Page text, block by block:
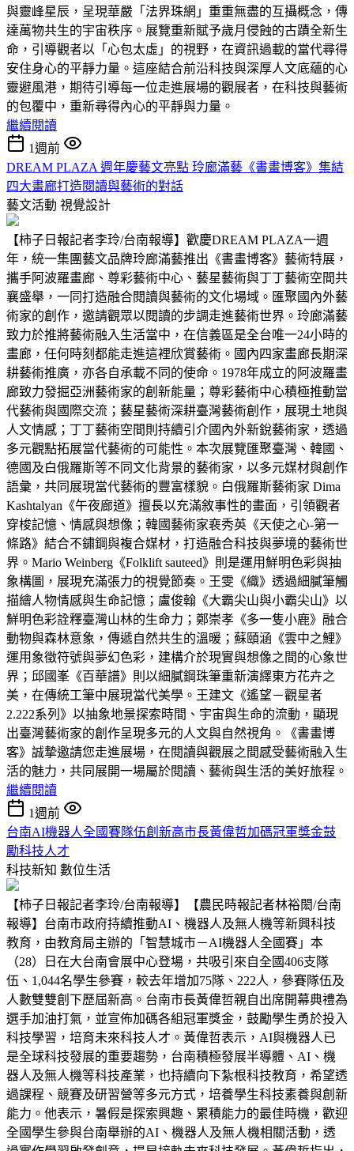
與靈峰星辰，呈現華嚴「法界珠網」重重無盡的互攝概念，傳
達萬物共生的宇宙秩序。展覽重新賦予歲月侵蝕的古蹟全新生
命，引導觀者以「心包太虛」的視野，在資訊過載的當代尋得
安住身心的平靜力量。這座結合前沿科技與深厚人文底蘊的心
靈避風港，期待引導每一位走進展場的觀展者，在科技與藝術
的包覆中，重新尋得內心的平靜與力量。
繼續閱讀
1週前
DREAM PLAZA 週年慶藝文亮點 玲廊滿藝《書畫博客》集結
四大畫廊打造閱讀與藝術的對話
藝文活動 視覺設計
【柿子日報記者李玲/台南報導】歡慶DREAM PLAZA一週
年，統一集團藝文品牌玲廊滿藝推出《書畫博客》藝術特展，
攜手阿波羅畫廊、尊彩藝術中心、藝星藝術與丁丁藝術空間共
襄盛舉，一同打造融合閱讀與藝術的文化場域。匯聚國內外藝
術家的創作，邀請觀眾以閱讀的步調走進藝術世界。玲廊滿藝
致力於推將藝術融入生活當中，在信義區是全台唯一24小時的
畫廊，任何時刻都能走進這裡欣賞藝術。國內四家畫廊長期深
耕藝術推廣，亦各自承載不同的使命。1978年成立的阿波羅畫
廊致力發掘亞洲藝術家的創新能量；尊彩藝術中心積極推動當
代藝術與國際交流；藝星藝術深耕臺灣藝術創作，展現土地與
人文情感；丁丁藝術空間則持續引介國內外新銳藝術家，透過
多元觀點拓展當代藝術的可能性。本次展覽匯聚臺灣、韓國、
德國及白俄羅斯等不同文化背景的藝術家，以多元媒材與創作
語彙，共同展現當代藝術的豐富樣貌。白俄羅斯藝術家 Dima
Kashtalyan《午夜廊道》擅長以充滿敘事性的畫面，引領觀者
穿梭記憶、情感與想像；韓國藝術家裵秀英《天使之心-第一
條路》結合不鏽鋼與複合媒材，打造融合科技與夢境的藝術世
界。Mario Weinberg《Folklift sauteed》則是運用鮮明色彩與抽
象構圖，展現充滿張力的視覺節奏。王雯《織》透過細膩筆觸
描繪人物情感與生命記憶；盧俊翰《大霸尖山與小霸尖山》以
鮮明色彩詮釋臺灣山林的生命力；鄭崇孝《多一隻小鹿》融合
動物與森林意象，傳遞自然共生的溫暖；蘇頤涵《雲中之鯉》
運用象徵符號與夢幻色彩，建構介於現實與想像之間的心象世
界；邱國峯《百華譜》則以細膩鋼珠筆重新演繹東方花卉之
美，在傳統工筆中展現當代美學。王建文《遙望－觀星者
2.222系列》以抽象地景探索時間、宇宙與生命的流動，顯現
出臺灣藝術家的創作呈現多元的人文與自然視角。《書畫博
客》誠摯邀請您走進展場，在閱讀與觀展之間感受藝術融入生
活的魅力，共同展開一場屬於閱讀、藝術與生活的美好旅程。
繼續閱讀
1週前
台南AI機器人全國賽隊伍創新高市長黃偉哲加碼冠軍獎金鼓
勵科技人才
科技新知 數位生活
【柿子日報記者李玲/台南報導】【農民時報記者林裕閎/台南
報導】台南市政府持續推動AI、機器人及無人機等新興科技
教育，由教育局主辦的「智慧城市－AI機器人全國賽」本
（28）日在大台南會展中心登場，共吸引來自全國406支隊
伍、1,044名學生參賽，較去年增加75隊、222人，參賽隊伍及
人數雙雙創下歷屆新高。台南市長黃偉哲親自出席開幕典禮為
選手加油打氣，並宣佈加碼各組冠軍獎金，鼓勵學生勇於投入
科技學習，培育未來科技人才。黃偉哲表示，AI與機器人已
是全球科技發展的重要趨勢，台南積極發展半導體、AI、機
器人及無人機等科技產業，也持續向下紮根科技教育，希望透
過課程、競賽及研習營等多元方式，培養學生科技素養與創新
能力。他表示，暑假是探索興趣、累積能力的最佳時機，歡迎
全國學生參與台南舉辦的AI、機器人及無人機相關活動，透